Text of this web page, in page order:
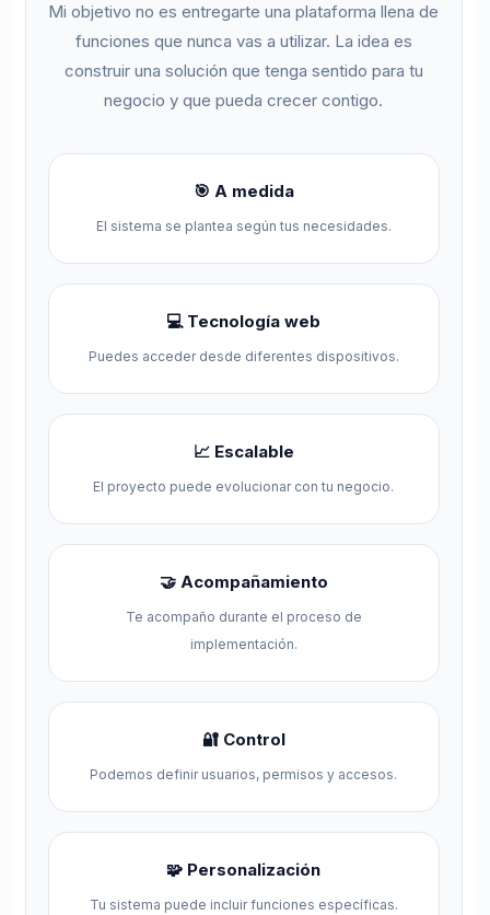
Mi objetivo no es entregarte una plataforma llena de
funciones que nunca vas a utilizar. La idea es
construir una solución que tenga sentido para tu
negocio y que pueda crecer contigo.
🎯 A medida
El sistema se plantea según tus necesidades.
💻 Tecnología web
Puedes acceder desde diferentes dispositivos.
📈 Escalable
El proyecto puede evolucionar con tu negocio.
🤝 Acompañamiento
Te acompaño durante el proceso de
implementación.
🔐 Control
Podemos definir usuarios, permisos y accesos.
🧩 Personalización
Tu sistema puede incluir funciones específicas.